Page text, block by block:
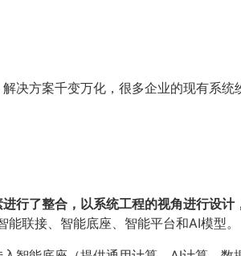
决方案千变万化，很多企业的现有系统
行了整合，以系统工程的视角进行设计
联接、智能底座、智能平台和AI模型。